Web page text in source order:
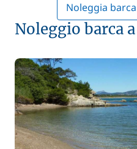
Noleggia
Noleggio barca